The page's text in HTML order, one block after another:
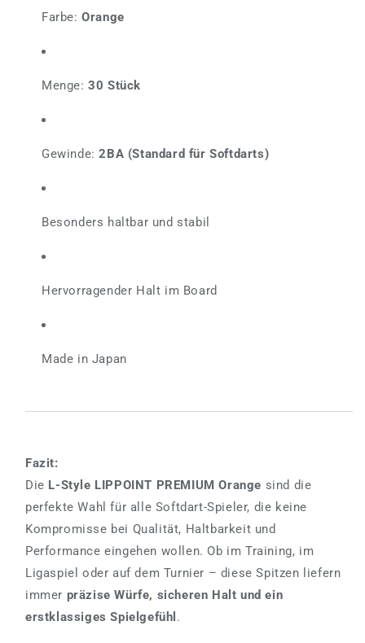
Farbe:Orange
Menge:30 Stück
Gewinde:2BA (Standard für Softdarts)
Besonders haltbar und stabil
Hervorragender Halt im Board
Made in Japan
Fazit:
Die L-Style LIPPOINT PREMIUM Orange sind die
perfekte Wahl für alle Softdart-Spieler, die keine
Kompromisse bei Qualität, Haltbarkeit und
Performance eingehen wollen. Ob im Training, im
Ligaspiel oder auf dem Turnier – diese Spitzen liefern
immer präzise Würfe, sicheren Halt und ein
erstklassiges Spielgefühl .